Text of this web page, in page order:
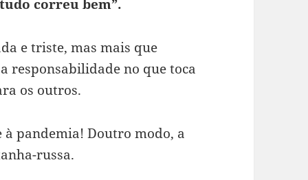
correu bem”.
e triste, mas mais que
responsabilidade no que toca
os outros.
pandemia! Doutro modo, a
russa.